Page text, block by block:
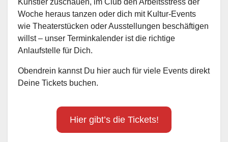
Woche heraus tanzen oder dich mit Kultur-Events
wie Theaterstücken oder Ausstellungen beschäftigen
willst – unser Terminkalender ist die richtige
Anlaufstelle für Dich.
Obendrein kannst Du hier auch für viele Events direkt
Deine Tickets buchen.
Hier gibt’s die Tickets!